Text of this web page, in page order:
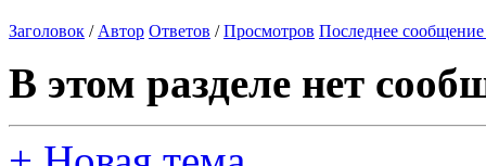
Заголовок / Автор Ответов /Просмотров Последнее сообщение
В этом разделе нет